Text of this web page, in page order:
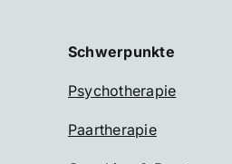
Schwerpunkte
Psychotherapie
Paartherapie